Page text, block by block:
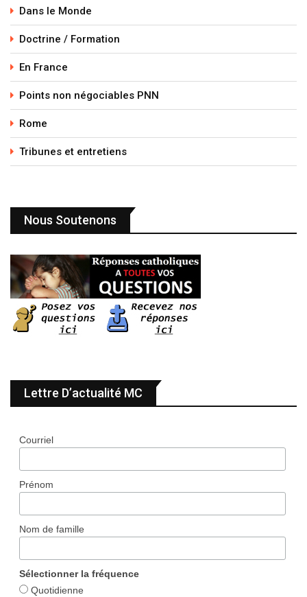
Dans le Monde
Doctrine / Formation
En France
Points non négociables PNN
Rome
Tribunes et entretiens
Nous Soutenons
Lettre D’actualité MC
Courriel
Prénom
Nom de famille
Sélectionner la fréquence
Quotidienne